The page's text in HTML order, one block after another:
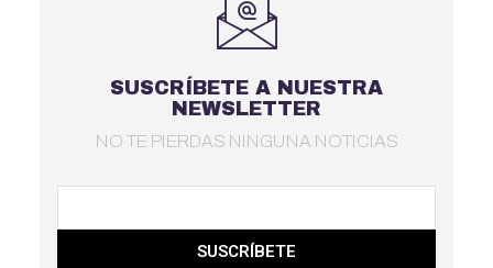
SUSCRÍBETE A NUESTRA
NEWSLETTER
NO TE PIERDAS NINGUNA NOTICIAS
SUSCRÍBETE